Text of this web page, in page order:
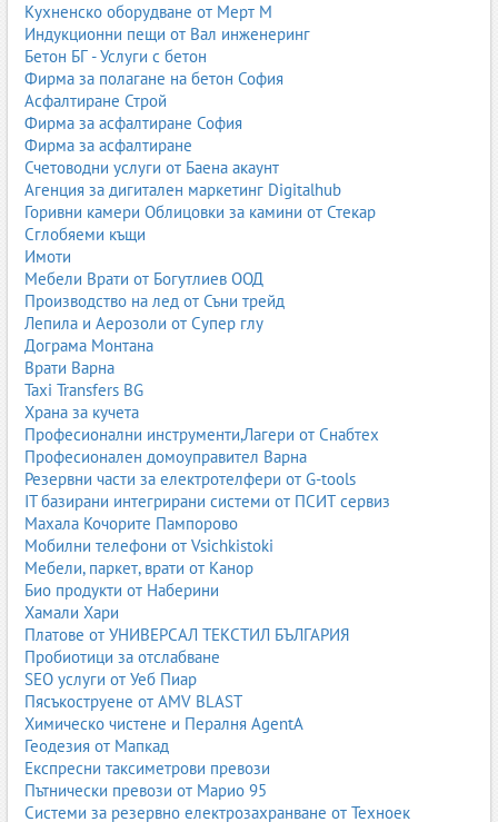
Кухненско оборудване от Мерт М
Индукционни пещи от Вал инженеринг
Бетон БГ - Услуги с бетон
Фирма за полагане на бетон София
Асфалтиране Строй
Фирма за асфалтиране София
Фирма за асфалтиране
Счетоводни услуги от Баена акаунт
Агенция за дигитален маркетинг Digitalhub
Горивни камери Облицовки за камини от Стекар
Сглобяеми къщи
Имоти
Мебели Врати от Богутлиев ООД
Производство на лед от Съни трейд
Лепила и Аерозоли от Супер глу
Дограма Монтана
Врати Варна
Taxi Transfers BG
Храна за кучета
Професионални инструменти,Лагери от Снабтех
Професионален домоуправител Варна
Резервни части за електротелфери от G-tools
IT базирани интегрирани системи от ПСИТ сервиз
Махала Кочорите Пампорово
Мобилни телефони от Vsichkistoki
Мебели, паркет, врати от Канор
Био продукти от Наберини
Хамали Хари
Платове от УНИВЕРСАЛ ТЕКСТИЛ БЪЛГАРИЯ
Пробиотици за отслабване
SEO услуги от Уеб Пиар
Пясъкоструене от AMV BLAST
Химическо чистене и Пералня AgentA
Геодезия от Мапкад
Експресни таксиметрови превози
Пътнически превози от Марио 95
Системи за резервно електрозахранване от Техноек